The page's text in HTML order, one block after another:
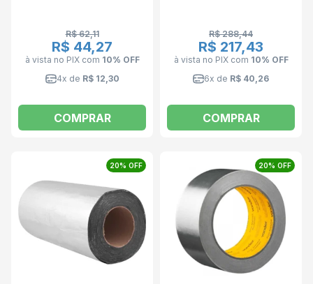
R$ 62,11
R$ 44,27
à vista no PIX com 10% OFF
4x de R$ 12,30
COMPRAR
R$ 288,44
R$ 217,43
à vista no PIX com 10% OFF
6x de R$ 40,26
COMPRAR
20% OFF 20% OFF